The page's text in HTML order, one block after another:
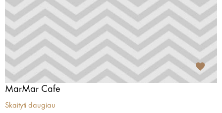
MarMar Cafe
Skaityti daugiau